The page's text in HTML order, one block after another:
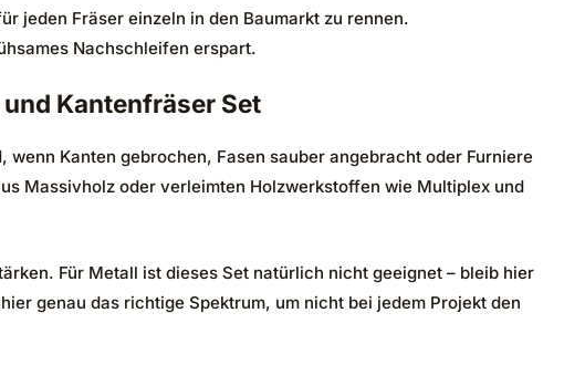
jeden Fräser einzeln in den Baumarkt zu rennen.
Nachschleifen erspart.
Kantenfräser Set
Kanten gebrochen, Fasen sauber angebracht oder Furniere
Massivholz oder verleimten Holzwerkstoffen wie Multiplex und
Für Metall ist dieses Set natürlich nicht geeignet – bleib hier
genau das richtige Spektrum, um nicht bei jedem Projekt den